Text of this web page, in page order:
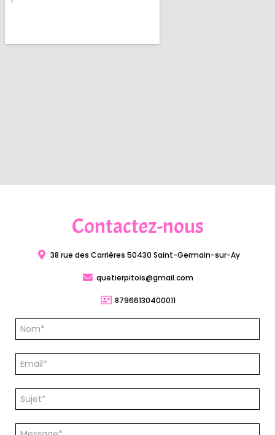
Contactez-nous
38 rue des Carrières 50430 Saint-Germain-sur-Ay
quetierpitois@gmail.com
87966130400011